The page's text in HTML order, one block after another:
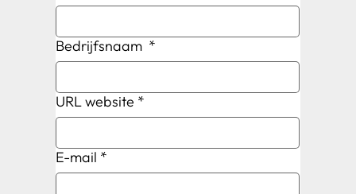
Bedrijfsnaam *
URL website *
E-mail *